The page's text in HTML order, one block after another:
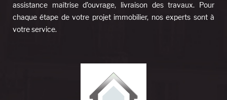
assistance maîtrise d’ouvrage, livraison des travaux. Pour
chaque étape de votre projet immobilier, nos experts sont à
votre service.